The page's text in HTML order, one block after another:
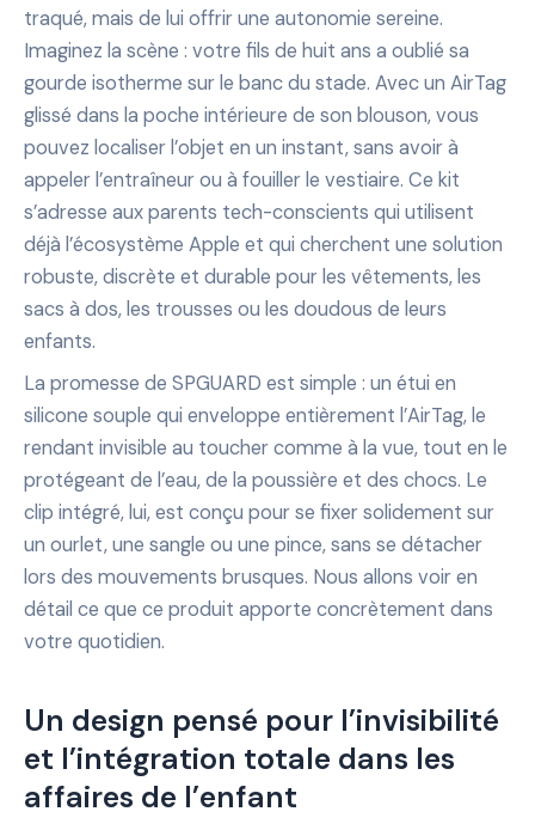
traqué, mais de lui offrir une autonomie sereine.
Imaginez la scène : votre fils de huit ans a oublié sa
gourde isotherme sur le banc du stade. Avec un AirTag
glissé dans la poche intérieure de son blouson, vous
pouvez localiser l’objet en un instant, sans avoir à
appeler l’entraîneur ou à fouiller le vestiaire. Ce kit
s’adresse aux parents tech-conscients qui utilisent
déjà l’écosystème Apple et qui cherchent une solution
robuste, discrète et durable pour les vêtements, les
sacs à dos, les trousses ou les doudous de leurs
enfants.
La promesse de SPGUARD est simple : un étui en
silicone souple qui enveloppe entièrement l’AirTag, le
rendant invisible au toucher comme à la vue, tout en le
protégeant de l’eau, de la poussière et des chocs. Le
clip intégré, lui, est conçu pour se fixer solidement sur
un ourlet, une sangle ou une pince, sans se détacher
lors des mouvements brusques. Nous allons voir en
détail ce que ce produit apporte concrètement dans
votre quotidien.
Un design pensé pour l’invisibilité
et l’intégration totale dans les
affaires de l’enfant